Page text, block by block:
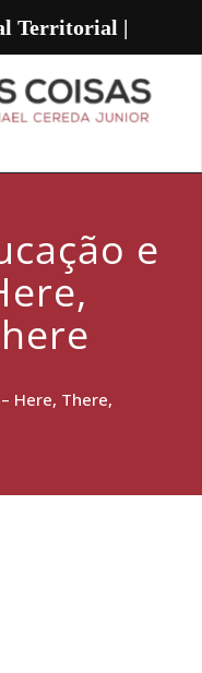
e
Here, There,
Territorial |